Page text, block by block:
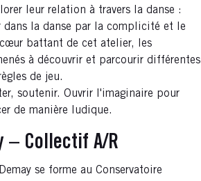
leur relation à travers la danse :
la danse par la complicité et le
battant de cet atelier, les
à découvrir et parcourir différentes
de jeu.
soutenir. Ouvrir l'imaginaire pour
de manière ludique.
– Collectif A/R
se forme au Conservatoire